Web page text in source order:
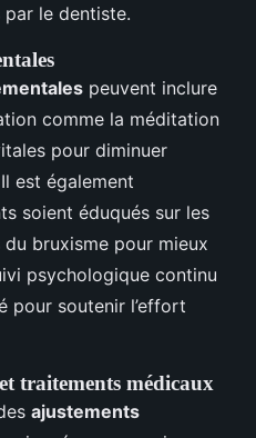
le dentiste.
peuvent inclure
comme la méditation
pour diminuer
est également
soient éduqués sur les
bruxisme pour mieux
psychologique continu
pour soutenir l’effort
traitements médicaux
ajustements